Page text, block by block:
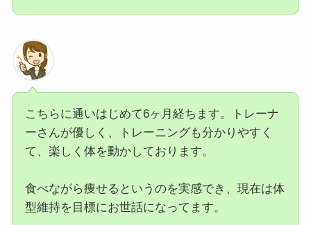
こちらに通いはじめて6ヶ月経ちます。トレーナ
ーさんが優しく、トレーニングも分かりやすく
て、楽しく体を動かしております。
食べながら痩せるというのを実感でき、現在は体
型維持を目標にお世話になってます。